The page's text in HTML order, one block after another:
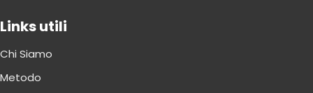
Links utili
Chi Siamo
Metodo